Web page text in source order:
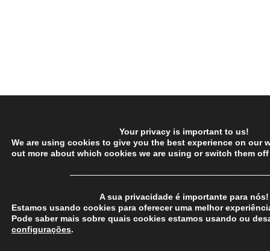
Your privacy is important to us!
We are using cookies to give you the best experience on our
out more about which cookies we are using or switch them
A sua privacidade é importante para nós!
Estamos usando cookies para oferecer uma melhor
Pode saber mais sobre quais cookies estamos usando ou
configurações.